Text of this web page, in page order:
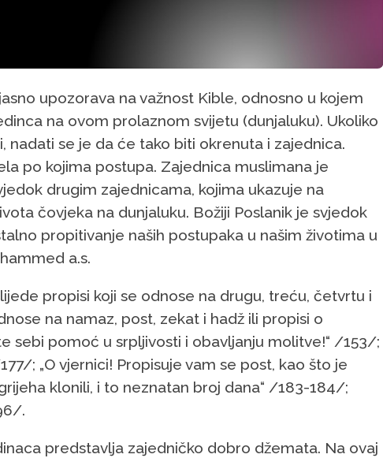
upozorava na važnost Kible, odnosno u kojem
na ovom prolaznom svijetu (dunjaluku). Ukoliko
se je da će tako biti okrenuta i zajednica.
po kojima postupa. Zajednica muslimana je
drugim zajednicama, kojima ukazuje na
čovjeka na dunjaluku. Božiji Poslanik je svjedok
propitivanje naših postupaka u našim životima u
a.s.
propisi koji se odnose na drugu, treću, četvrtu i
na namaz, post, zekat i hadž ili propisi o
sebi pomoć u srpljivosti i obavljanju molitve!“ /153/;
; „O vjernici! Propisuje vam se post, kao što je
klonili, i to neznatan broj dana“ /183-184/;
.
predstavlja zajedničko dobro džemata. Na ovaj